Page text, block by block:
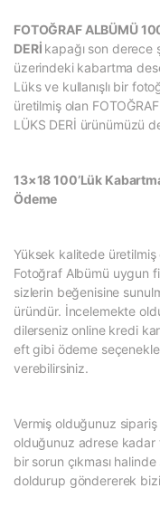
FOTOĞRAF ALBÜMÜ
DERİ kapağı son derece
üzerindeki kabartma
Lüks ve kullanışlı bir
üretilmiş olan
LÜKS DERİ ürünümüzü
13×18 100’Lük
Ödeme
Yüksek kalitede üretilmiş
Fotoğraf Albümü uygun
sizlerin beğenisine
üründür. İncelemekte
dilerseniz online kredi
eft gibi ödeme
verebilirsiniz.
Vermiş olduğunuz sipariş
olduğunuz adrese kadar
bir sorun çıkması
doldurup göndererek